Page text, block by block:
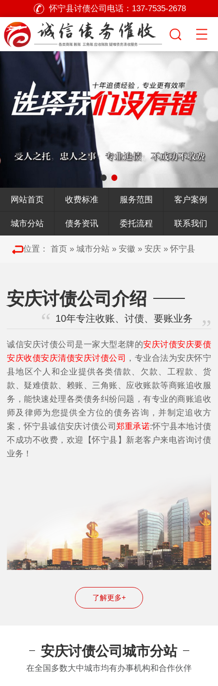
怀宁县讨债公司电话： 137-7535-2678
网站首页 收费标准 服务范围 客户案例
城市分站 债务资讯 委托流程 联系我们
位置： 首页» 城市分站» 安徽 » 安庆»怀宁县
安庆讨债公司介绍
10年专注收账、讨债、要账业务
诚信安庆讨债公司是一家大型老牌的安庆讨债安庆要债
安庆收债安庆清债安庆讨债公司 ，专业合法为安庆怀宁
县地区个人和企业提供各类借款、欠款、工程款、货
款、疑难债款、赖账、三角账、应收账款等商账追收服
务，能快速处理各类债务纠纷问题，有专业的商账追收
师及律师为您提供全方位的债务咨询，并制定追收方
案，怀宁县诚信安庆讨债公司 郑重承诺:怀宁县本地讨债
不成功不收费，欢迎【怀宁县】新老客户来电咨询讨债
业务！
了解更多+
安庆讨债公司城市分站
在全国多数大中城市均有办事机构和合作伙伴